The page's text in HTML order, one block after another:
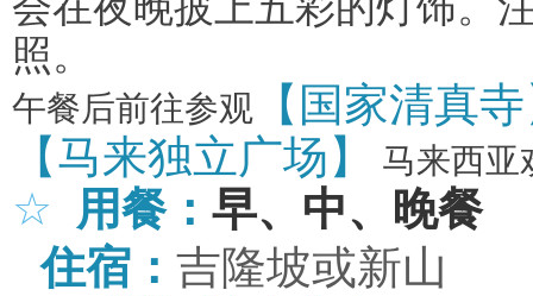
照。
午餐后前往参观
【国家清真
【马来独立广场】
马来西亚
☆ 用餐： 早、中、晚餐
住宿：吉隆坡或新山